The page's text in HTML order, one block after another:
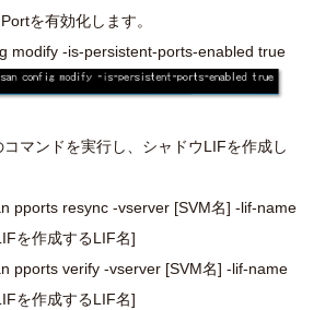
を有効化します。
modify -is-persistent-ports-enabled true
コマンドを実行し、シャドウLIFを作成し
pports resync -vserver [SVM名] -lif-name
を作成するLIF名]
pports verify -vserver [SVM名] -lif-name
を作成するLIF名]